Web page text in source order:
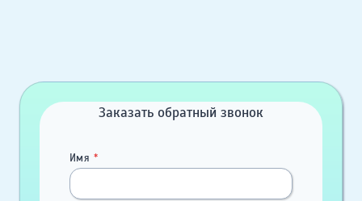
Заказать обратный звонок
Имя *